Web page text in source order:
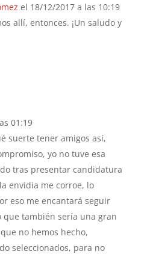
el 18/12/2017 a las 10:19
allí, entonces. ¡Un saludo y
01:19
suerte tener amigos así,
yo no tuve esa
tras presentar candidatura
envidia me corroe, lo
eso me encantará seguir
que también sería una gran
no hemos hecho,
seleccionados, para no